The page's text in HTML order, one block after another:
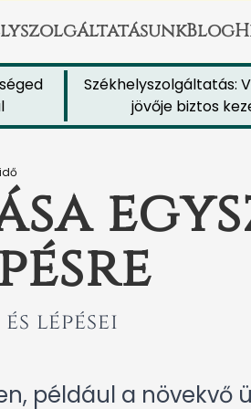
Blog
Székhelyszolgáltatás:
jövője biztos
lépései
például a növekvő